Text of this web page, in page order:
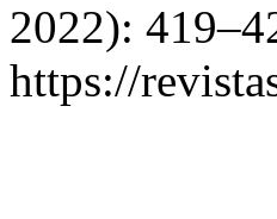
2022):
https://